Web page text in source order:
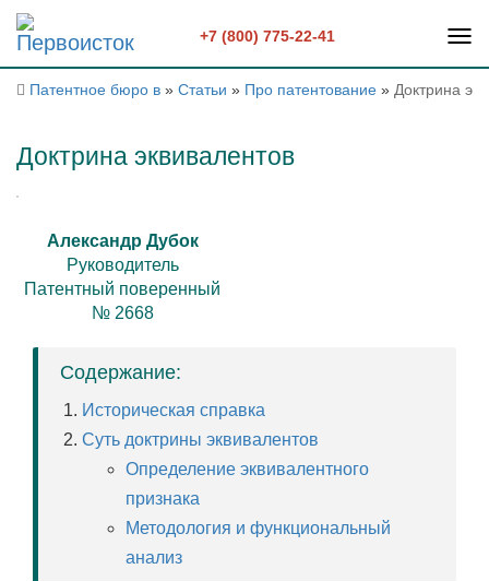
+7 (800) 775-22-41
Патентное бюро в » Статьи » Про патентование » Доктрина
Доктрина эквивалентов
Александр Дубок
Руководитель
Патентный поверенный
№ 2668
Содержание:
Историческая справка
Суть доктрины эквивалентов
Определение эквивалентного
признака
Методология и функциональный
анализ